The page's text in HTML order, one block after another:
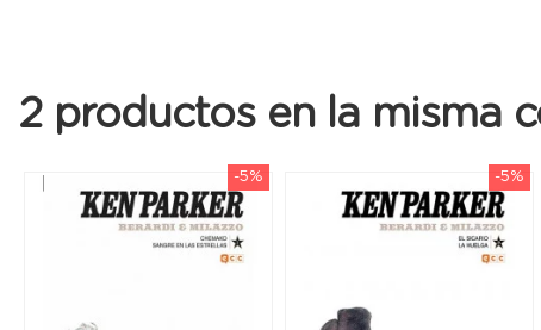
2 productos en la misma
-5% -5%